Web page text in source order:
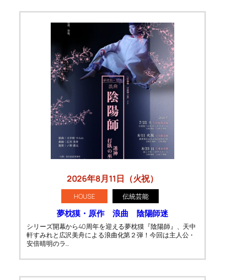
2026年8月11日（火祝）
HOUSE 伝統芸能
夢枕獏・原作 浪曲 陰陽師迷
シリーズ開幕から40周年を迎える夢枕獏『陰陽師』、天中
軒すみれと広沢美舟による浪曲化第２弾！今回は主人公・
安倍晴明のラ…